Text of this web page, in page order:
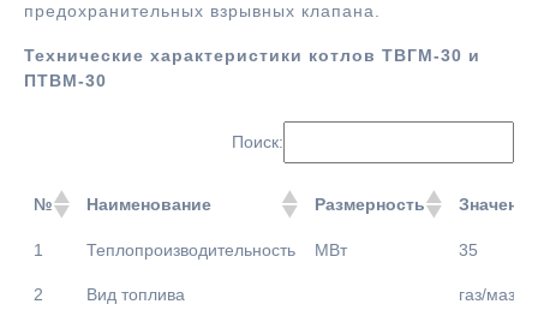
предохранительных взрывных клапана.
Технические характеристики котлов ТВГМ-30 и
ПТВМ-30
Поиск:
№ Наименование Размерность
Значение
№
Наименование Размерность Значение
1 Теплопроизводительность МВт 35
2 Вид топлива газ/мазут